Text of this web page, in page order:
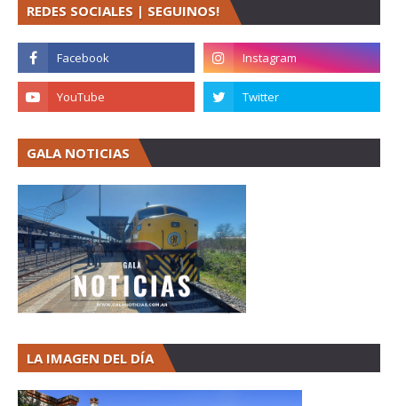
REDES SOCIALES | SEGUINOS!
GALA NOTICIAS
LA IMAGEN DEL DÍA